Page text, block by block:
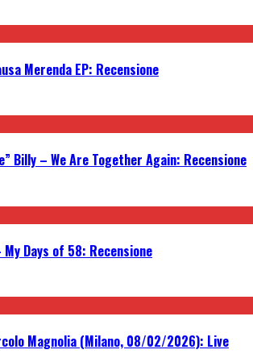
Merenda EP: Recensione
Billy – We Are Together Again: Recensione
My Days of 58: Recensione
Magnolia (Milano, 08/02/2026): Live